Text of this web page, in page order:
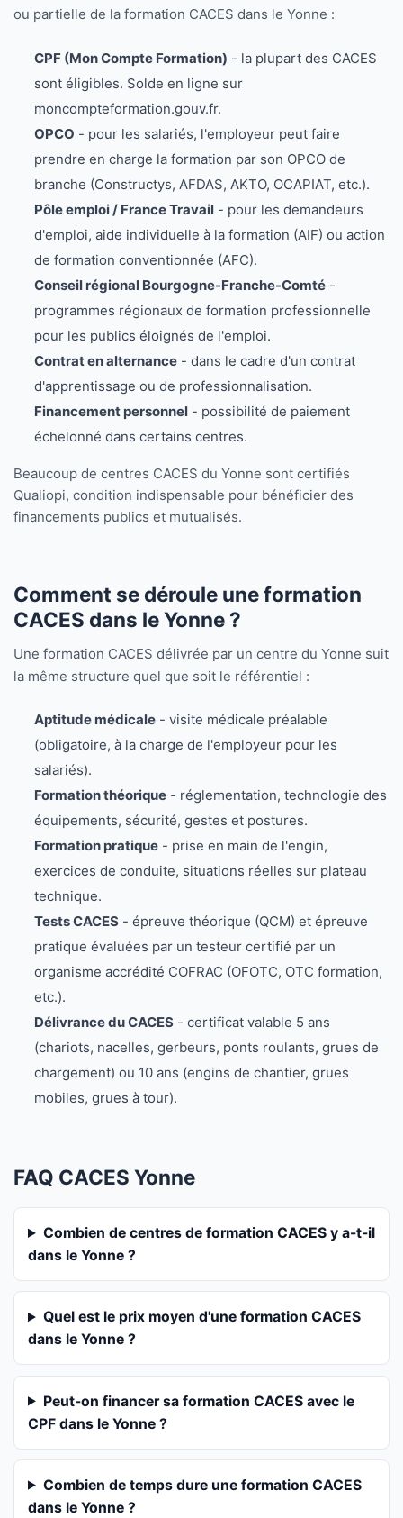
ou partielle de la formation CACES dans le Yonne :
CPF (Mon Compte Formation) - la plupart des CACES
sont éligibles. Solde en ligne sur
moncompteformation.gouv.fr.
OPCO - pour les salariés, l'employeur peut faire
prendre en charge la formation par son OPCO de
branche (Constructys, AFDAS, AKTO, OCAPIAT, etc.).
Pôle emploi / France Travail- pour les demandeurs
d'emploi, aide individuelle à la formation (AIF) ou action
de formation conventionnée (AFC).
Conseil régional Bourgogne-Franche-Comté-
programmes régionaux de formation professionnelle
pour les publics éloignés de l'emploi.
Contrat en alternance- dans le cadre d'un contrat
d'apprentissage ou de professionnalisation.
Financement personnel- possibilité de paiement
échelonné dans certains centres.
Beaucoup de centres CACES du Yonne sont certifiés
Qualiopi, condition indispensable pour bénéficier des
financements publics et mutualisés.
Comment se déroule une formation
CACES dans le Yonne ?
Une formation CACES délivrée par un centre du Yonne suit
la même structure quel que soit le référentiel :
Aptitude médicale- visite médicale préalable
(obligatoire, à la charge de l'employeur pour les
salariés).
Formation théorique- réglementation, technologie des
équipements, sécurité, gestes et postures.
Formation pratique- prise en main de l'engin,
exercices de conduite, situations réelles sur plateau
technique.
Tests CACES- épreuve théorique (QCM) et épreuve
pratique évaluées par un testeur certifié par un
organisme accrédité COFRAC (OFOTC, OTC formation,
etc.).
Délivrance du CACES- certificat valable 5 ans
(chariots, nacelles, gerbeurs, ponts roulants, grues de
chargement) ou 10 ans (engins de chantier, grues
mobiles, grues à tour).
FAQ CACES Yonne
Combien de centres de formation CACES y a-t-il
dans le Yonne ?
Quel est le prix moyen d'une formation CACES
dans le Yonne ?
Peut-on financer sa formation CACES avec le
CPF dans le Yonne ?
Combien de temps dure une formation CACES
dans le Yonne ?